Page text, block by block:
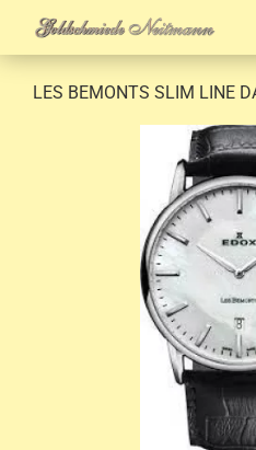
LES BEMONTS SLIM LINE